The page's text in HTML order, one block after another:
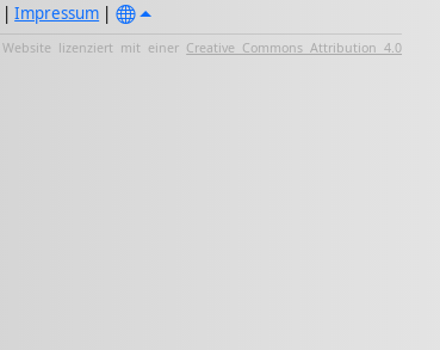
|Impressum |
lizenziert mit einer Creative Commons Attribution 4.0